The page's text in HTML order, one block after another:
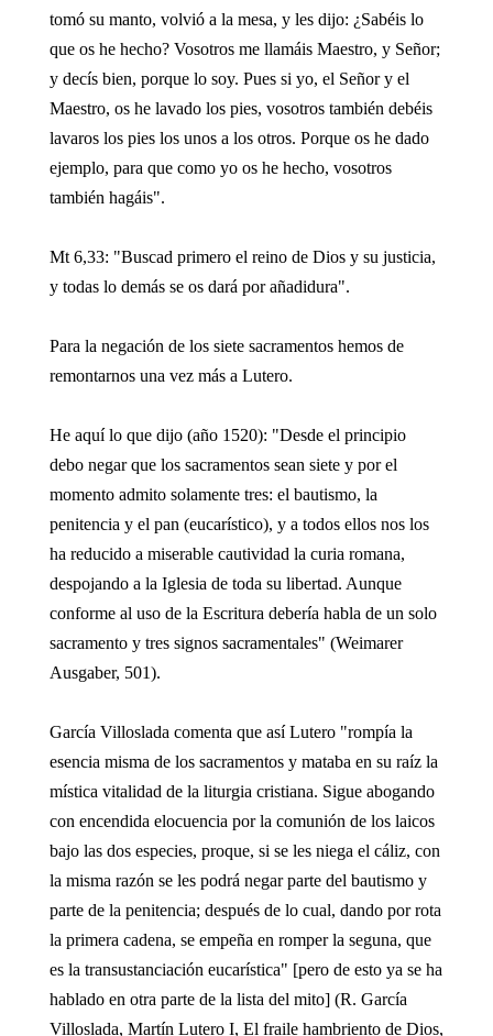
tomó su manto, volvió a la mesa, y les dijo: ¿Sabéis lo
que os he hecho? Vosotros me llamáis Maestro, y Señor;
y decís bien, porque lo soy. Pues si yo, el Señor y el
Maestro, os he lavado los pies, vosotros también debéis
lavaros los pies los unos a los otros. Porque os he dado
ejemplo, para que como yo os he hecho, vosotros
también hagáis".
Mt 6,33: "Buscad primero el reino de Dios y su justicia,
y todas lo demás se os dará por añadidura".
Para la negación de los siete sacramentos hemos de
remontarnos una vez más a Lutero.
He aquí lo que dijo (año 1520): "Desde el principio
debo negar que los sacramentos sean siete y por el
momento admito solamente tres: el bautismo, la
penitencia y el pan (eucarístico), y a todos ellos nos los
ha reducido a miserable cautividad la curia romana,
despojando a la Iglesia de toda su libertad. Aunque
conforme al uso de la Escritura debería habla de un solo
sacramento y tres signos sacramentales" (Weimarer
Ausgaber, 501).
García Villoslada comenta que así Lutero "rompía la
esencia misma de los sacramentos y mataba en su raíz la
mística vitalidad de la liturgia cristiana. Sigue abogando
con encendida elocuencia por la comunión de los laicos
bajo las dos especies, proque, si se les niega el cáliz, con
la misma razón se les podrá negar parte del bautismo y
parte de la penitencia; después de lo cual, dando por rota
la primera cadena, se empeña en romper la seguna, que
es la transustanciación eucarística" [pero de esto ya se ha
hablado en otra parte de la lista del mito] (R. García
Villoslada, Martín Lutero I, El fraile hambriento de Dios,